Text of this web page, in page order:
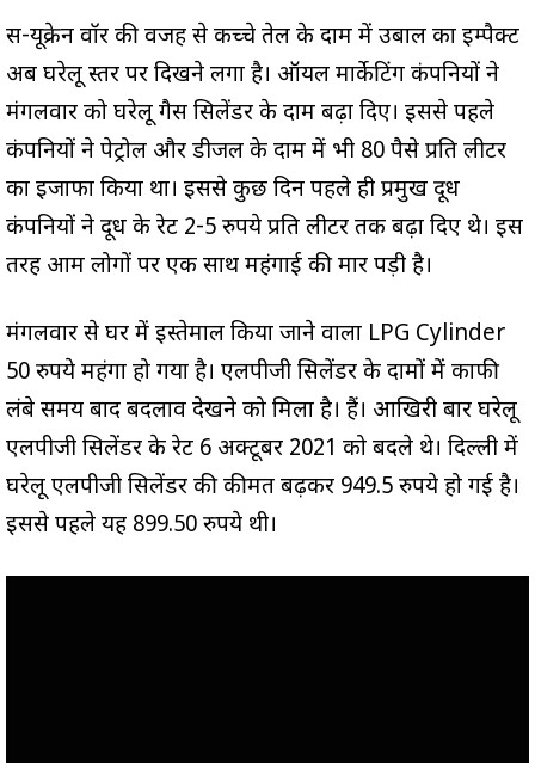
रूस-यूक्रेन वॉर की वजह से कच्चे तेल के दाम में उबाल का इम्पैक्ट
अब घरेलू स्तर पर दिखने लगा है। ऑयल मार्केटिंग कंपनियों ने
मंगलवार को घरेलू गैस सिलेंडर के दाम बढ़ा दिए। इससे पहले
कंपनियों ने पेट्रोल और डीजल के दाम में भी 80 पैसे प्रति लीटर
का इजाफा किया था। इससे कुछ दिन पहले ही प्रमुख दूध
कंपनियों ने दूध के रेट 2-5 रुपये प्रति लीटर तक बढ़ा दिए थे। इस
तरह आम लोगों पर एक साथ महंगाई की मार पड़ी है।
मंगलवार से घर में इस्तेमाल किया जाने वाला LPG Cylinder
50 रुपये महंगा हो गया है। एलपीजी सिलेंडर के दामों में काफी
लंबे समय बाद बदलाव देखने को मिला है। हैं। आखिरी बार घरेलू
एलपीजी सिलेंडर के रेट 6 अक्टूबर 2021 को बदले थे। दिल्ली में
घरेलू एलपीजी सिलेंडर की कीमत बढ़कर 949.5 रुपये हो गई है।
इससे पहले यह 899.50 रुपये थी।